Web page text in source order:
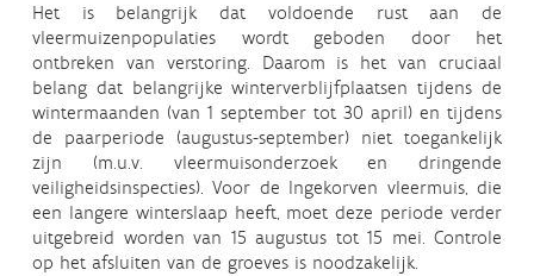
Het is belangrijk dat voldoende rust aan de
vleermuizenpopulaties wordt geboden door het
ontbreken van verstoring. Daarom is het van cruciaal
belang dat belangrijke winterverblijfplaatsen tijdens de
wintermaanden (van 1 september tot 30 april) en tijdens
de paarperiode (augustus-september) niet toegankelijk
zijn (m.u.v. vleermuisonderzoek en dringende
veiligheidsinspecties). Voor de Ingekorven vleermuis, die
een langere winterslaap heeft, moet deze periode verder
uitgebreid worden van 15 augustus tot 15 mei. Controle
op het afsluiten van de groeves is noodzakelijk.